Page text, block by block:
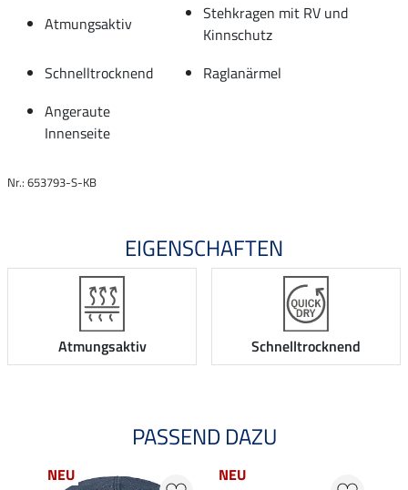
Atmungsaktiv
Stehkragen mit RV und
Kinnschutz
Schnelltrocknend
Raglanärmel
Angeraute
Innenseite
Nr.: 653793-S-KB
EIGENSCHAFTEN
Atmungsaktiv Schnelltrocknend
PASSEND DAZU
NEU NEU